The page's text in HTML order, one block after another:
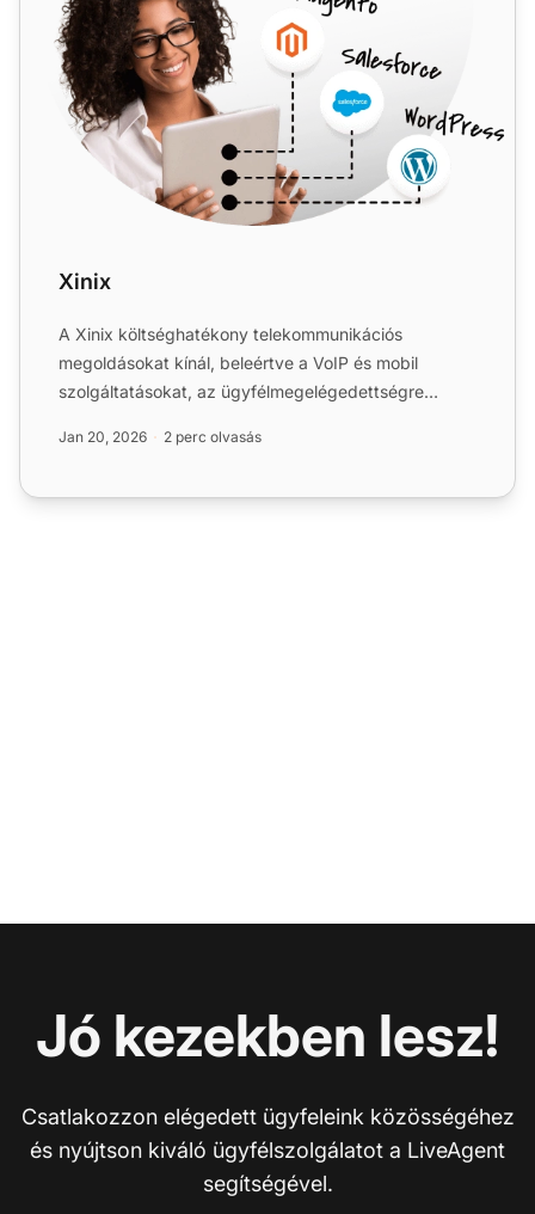
Xinix
A Xinix költséghatékony telekommunikációs
megoldásokat kínál, beleértve a VoIP és mobil
szolgáltatásokat, az ügyfélmegelégedettségre
Jan 20, 2026 2 perc olvasás
Jó kezekben lesz!
Csatlakozzon elégedett ügyfeleink közösségéhez
és nyújtson kiváló ügyfélszolgálatot a LiveAgent
segítségével.